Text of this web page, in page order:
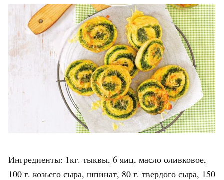
Ингредиенты: 1кг. тыквы, 6 яиц, масло оливковое,
100 г. козьего сыра, шпинат, 80 г. твердого сыра, 150